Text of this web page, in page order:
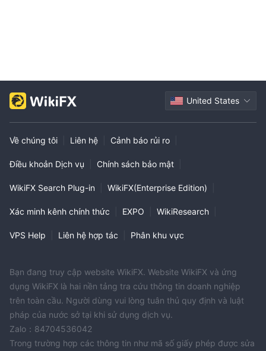
United States
Về chúng tôi Liên hệ Cảnh báo rủi ro
Điều khoản Dịch vụ Chính sách bảo mật
WikiFX Search Plug-in WikiFX(Enterprise Edition)
Xác minh kênh chính thức EXPO WikiResearch
VPS Help Liên hệ hợp tác Phân khu vực
Bạn đang truy cập website WikiFX. Website WikiFX và ứng
dụng WikiFX là hai nền tảng tra cứu thông tin doanh nghiệp
trên toàn cầu. Người dùng vui lòng tuân thủ quy định và luật
pháp của nước sở tại khi sử dụng dịch vụ.
Zalo：84704536042
Trong trường hợp các thông tin như mã số giấy phép được sửa